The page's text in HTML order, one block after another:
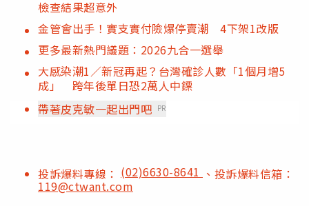
檢查結果超意外
金管會出手！實支實付險爆停賣潮 4下架1改版
更多最新熱門議題：2026九合一選舉
大感染潮1／新冠再起？台灣確診人數「1個月增5
成」 跨年後單日恐2萬人中鏢
帶著皮克敏一起出門吧 PR
投訴爆料專線： (02)6630-8641 、投訴爆料信箱：
119@ctwant.com